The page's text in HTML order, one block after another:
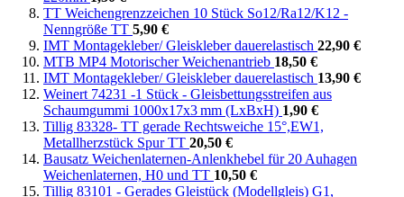
TT Weichengrenzzeichen 10 Stück So12/Ra12/K12 -
Nenngröße TT 5,90 €
IMT Montagekleber/ Gleiskleber dauerelastisch 22,90 €
MTB MP4 Motorischer Weichenantrieb 18,50 €
IMT Montagekleber/ Gleiskleber dauerelastisch 13,90 €
Weinert 74231 -1 Stück - Gleisbettungsstreifen aus
Schaumgummi 1000x17x3 mm (LxBxH) 1,90 €
Tillig 83328- TT gerade Rechtsweiche 15°,EW1,
Metallherzstück Spur TT 20,50 €
Bausatz Weichenlaternen-Anlenkhebel für 20 Auhagen
Weichenlaternen, H0 und TT 10,50 €
Tillig 83101 - Gerades Gleistück (Modellgleis) G1,